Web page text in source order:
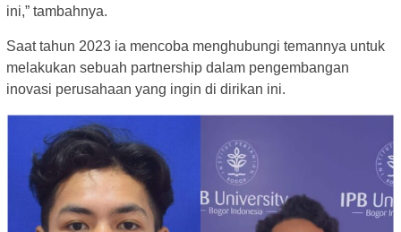
ini,” tambahnya.
Saat tahun 2023 ia mencoba menghubungi temannya untuk
melakukan sebuah partnership dalam pengembangan
inovasi perusahaan yang ingin di dirikan ini.